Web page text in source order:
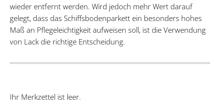
wieder entfernt werden. Wird jedoch mehr Wert darauf
gelegt, dass das Schiffsbodenparkett ein besonders hohes
Maß an Pflegeleichtigkeit aufweisen soll, ist die Verwendung
von Lack die richtige Entscheidung.
Ihr Merkzettel ist leer.